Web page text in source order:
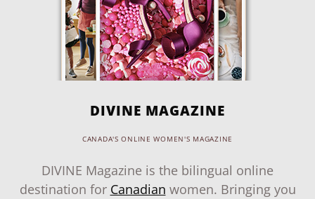
DIVINE MAGAZINE
CANADA'S ONLINE WOMEN'S MAGAZINE
DIVINE Magazine is the bilingual online
destination for Canadian women. Bringing you